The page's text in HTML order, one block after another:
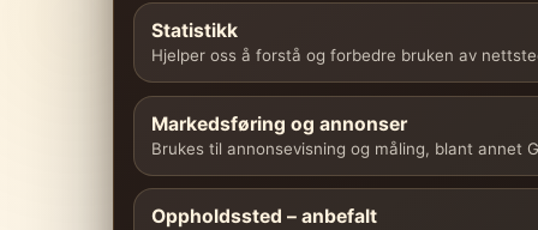
Statistikk
Hjelper oss å forstå og forbedre bruken av
Markedsføring og annonser
Brukes til annonsevisning og måling, blant annet
Oppholdssted – anbefalt